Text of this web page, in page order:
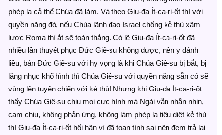
phép lạ cả thể Chúa đã làm. Và theo Giu-đa Ít-ca-ri-ốt thì với
quyền năng đó, nếu Chúa lãnh đạo Israel chống kẻ thù xâm
lược Roma thì ắt sẽ toàn thắng. Có lẽ Giu-đa Ít-ca-ri-ốt đã
nhiều lần thuyết phục Đức Giê-su không được, nên y đánh
liều, bán Đức Giê-su với hy vọng là khi Chúa Giê-su bị bắt, bị
lăng nhục khổ hình thì Chúa Giê-su với quyền năng sẵn có sẽ
vùng lên tuyên chiến với kẻ thù! Nhưng khi Giu-đa Ít-ca-ri-ốt
thấy Chúa Giê-su chịu mọi cực hình mà Ngài vẫn nhẫn nhịn,
cam chịu, không phản ứng, không làm phép lạ tiêu diệt kẻ thù
thì Giu-đa Ít-ca-ri-ốt hối hận vì đã toan tính sai nên đem trả lại